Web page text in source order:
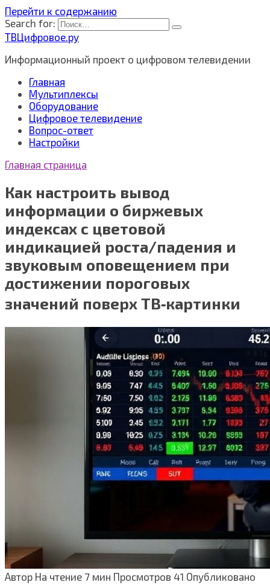
Перейти к содержанию
Search for:
ТВЦифровое.ру
Информационный проект о цифровом телевидении
Главная
Мультиплексы
Оборудование
Цифровое телевидение
Вопрос-ответ
Настройки
Главная страница
Как настроить вывод
информации о биржевых
индексах с цветовой
индикацией роста/падения и
звуковым оповещением при
достижении пороговых
значений поверх ТВ‑картинки
Автор На чтение 7 мин Просмотров 41 Опубликовано